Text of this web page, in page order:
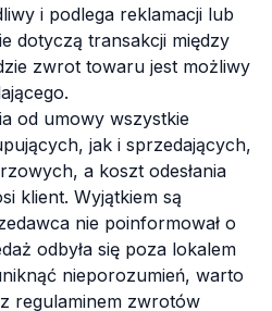
i podlega reklamacji lub
dotyczą transakcji między
zwrot towaru jest możliwy
od umowy wszystkie
jak i sprzedających,
a koszt odesłania
klient. Wyjątkiem są
nie poinformował o
odbyła się poza lokalem
nieporozumień, warto
regulaminem zwrotów